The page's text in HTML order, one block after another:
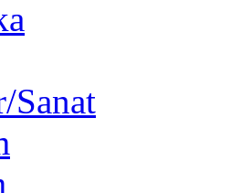
Sanat